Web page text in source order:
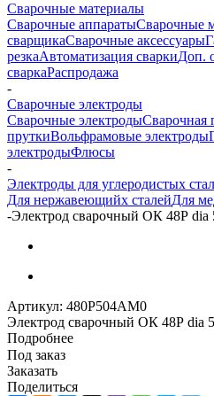
Сварочные материалы
Сварочные аппаратыСварочные
сварщикаСварочные аксессуары
резкаАвтоматизация сваркиДоп.
сваркаРаспродажа
-
Сварочные электроды
Сварочные электродыСварочная
пруткиВольфрамовые электроды
электродыФлюсы
-
Электроды для углеродистых
Для нержавеющийх сталейДля
-Электрод сварочный ОК 48Р dia
Артикул: 480P504AM0
Электрод сварочный ОК 48Р dia
Подробнее
Под заказ
Заказать
Поделиться